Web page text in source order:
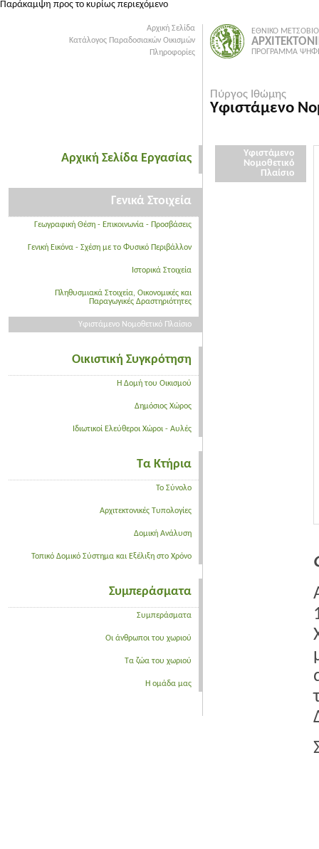
Παράκαμψη προς το κυρίως περιεχόμενο
Αρχική Σελίδα
Κατάλογος Παραδοσιακών Οικισμών
Πληροφορίες
Αρχική Σελίδα Εργασίας
Γενικά Στοιχεία
Γεωγραφική Θέση - Επικοινωνία - Προσβάσεις
Γενική Εικόνα - Σχέση με το Φυσικό Περιβάλλον
Ιστορικά Στοιχεία
Πληθυσμιακά Στοιχεία, Οικονομικές και
Παραγωγικές Δραστηριότητες
Υφιστάμενο Νομοθετικό Πλαίσιο
Οικιστική Συγκρότηση
Η Δομή του Οικισμού
Δημόσιος Χώρος
Ιδιωτικοί Ελεύθεροι Χώροι - Αυλές
Τα Κτήρια
Το Σύνολο
Αρχιτεκτονικές Τυπολογίες
Δομική Ανάλυση
Τοπικό Δομικό Σύστημα και Εξέλιξη στο Χρόνο
Συμπεράσματα
Συμπεράσματα
Οι άνθρωποι του χωριού
Τα ζώα του χωριού
Η ομάδα μας
ΕΘΝΙΚΟ
ΠΡΟΓΡΑΜΜΑ
Πύργος Ιθώμης
Υφιστάμενο
Υφιστάμενο
Νομοθετικό
Πλαίσιο